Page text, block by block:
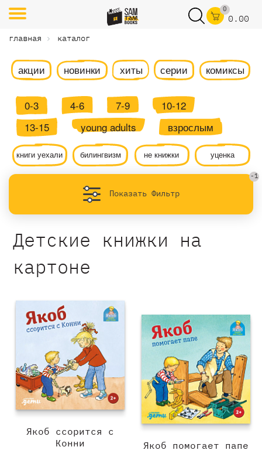
0
0.00
главная каталог
акции новинки хиты серии комиксы
0-3 4-6 7-9
10-12
13-15
young adults взрослым
книги уехали билингвизм не книжки уценка
Показать Фильтр
-1
Детские книжки на
картоне
Якоб ссорится с
Конни
Якоб помогает папе